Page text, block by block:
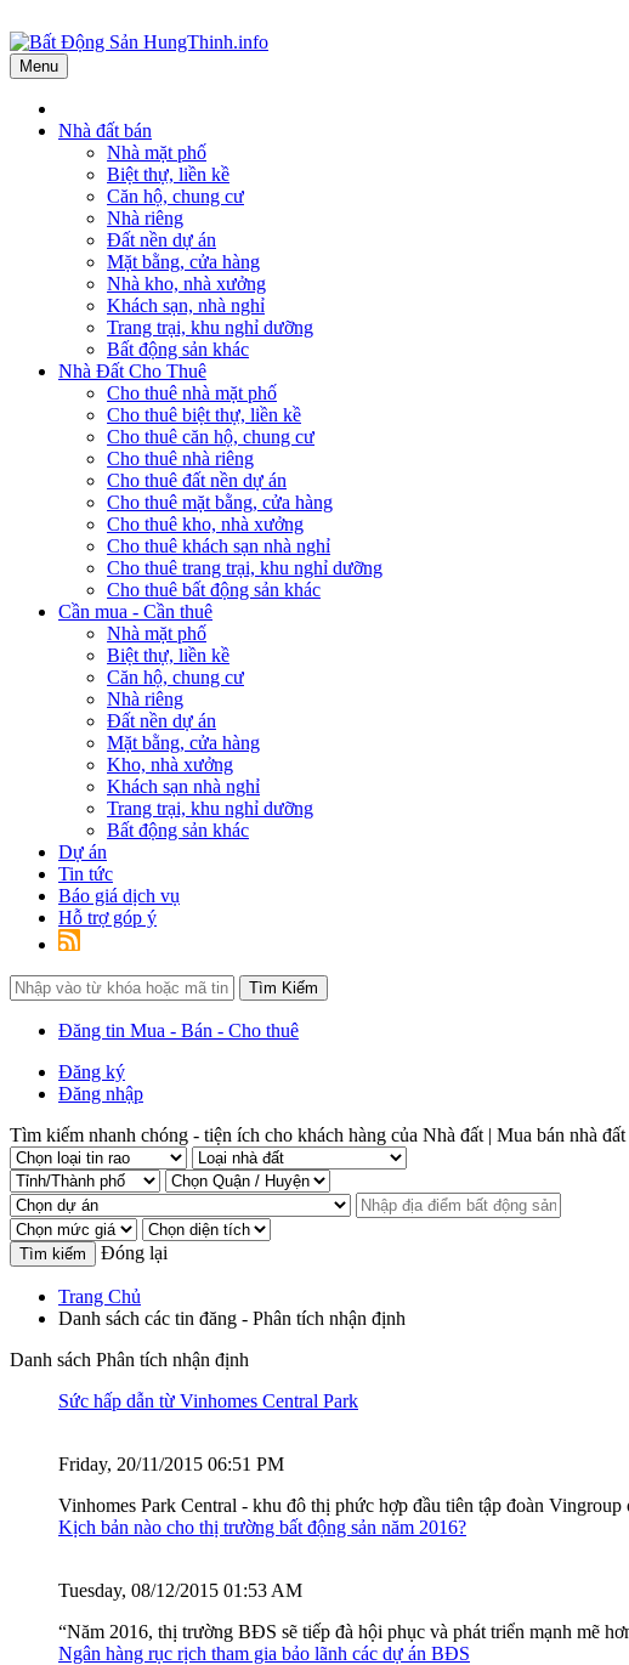
Menu
Nhà đất bán
Nhà mặt phố
Biệt thự, liền kề
Căn hộ, chung cư
Nhà riêng
Đất nền dự án
Mặt bằng, cửa hàng
Nhà kho, nhà xưởng
Khách sạn, nhà nghỉ
Trang trại, khu nghỉ dưỡng
Bất động sản khác
Nhà Đất Cho Thuê
Cho thuê nhà mặt phố
Cho thuê biệt thự, liền kề
Cho thuê căn hộ, chung cư
Cho thuê nhà riêng
Cho thuê đất nền dự án
Cho thuê mặt bằng, cửa hàng
Cho thuê kho, nhà xưởng
Cho thuê khách sạn nhà nghỉ
Cho thuê trang trại, khu nghỉ dưỡng
Cho thuê bất động sản khác
Cần mua - Cần thuê
Nhà mặt phố
Biệt thự, liền kề
Căn hộ, chung cư
Nhà riêng
Đất nền dự án
Mặt bằng, cửa hàng
Kho, nhà xưởng
Khách sạn nhà nghỉ
Trang trại, khu nghỉ dưỡng
Bất động sản khác
Dự án
Tin tức
Báo giá dịch vụ
Hỗ trợ góp ý
Đăng tin Mua - Bán - Cho thuê
Đăng ký
Đăng nhập
Tìm kiếm nhanh chóng - tiện ích cho khách hàng của Nhà đất | Mua bán nhà đất
Đóng lại
Trang Chủ
Danh sách các tin đăng - Phân tích nhận định
Danh sách Phân tích nhận định
Sức hấp dẫn từ Vinhomes Central Park
Friday, 20/11/2015 06:51 PM
Vinhomes Park Central - khu đô thị phức hợp đầu tiên tập đoàn
Kịch bản nào cho thị trường bất động sản năm 2016?
Tuesday, 08/12/2015 01:53 AM
“Năm 2016, thị trường BĐS sẽ tiếp đà hội phục và phát triển mạnh mẽ
Ngân hàng rục rịch tham gia bảo lãnh các dự án BĐS